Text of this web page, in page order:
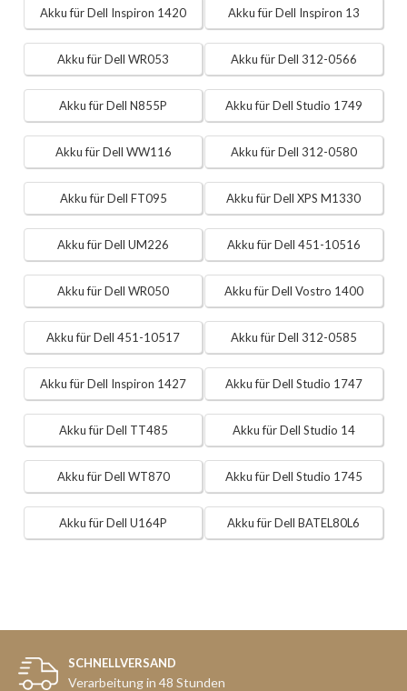
Akku für Dell Inspiron 1420 Akku für Dell Inspiron 13
Akku für Dell WR053 Akku für Dell 312-0566
Akku für Dell N855P Akku für Dell Studio 1749
Akku für Dell WW116 Akku für Dell 312-0580
Akku für Dell FT095 Akku für Dell XPS M1330
Akku für Dell UM226 Akku für Dell 451-10516
Akku für Dell WR050 Akku für Dell Vostro 1400
Akku für Dell 451-10517 Akku für Dell 312-0585
Akku für Dell Inspiron 1427 Akku für Dell Studio 1747
Akku für Dell TT485 Akku für Dell Studio 14
Akku für Dell WT870 Akku für Dell Studio 1745
Akku für Dell U164P Akku für Dell BATEL80L6
SCHNELLVERSAND
Verarbeitung in 48 Stunden